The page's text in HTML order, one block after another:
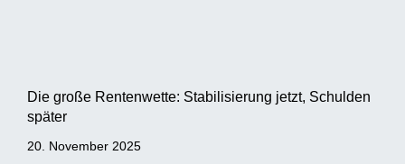
Die große Rentenwette: Stabilisierung jetzt, Schulden
später
20. November 2025